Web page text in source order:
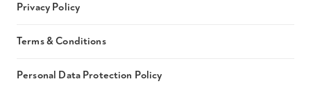
Privacy Policy
Terms & Conditions
Personal Data Protection Policy